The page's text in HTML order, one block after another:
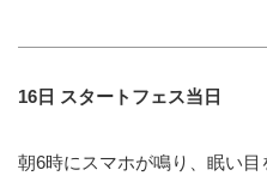
16日 スタートフェス当日
朝6時にスマホが鳴り、眠い